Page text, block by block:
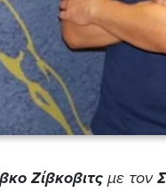
Ζίβκοβιτς με τον